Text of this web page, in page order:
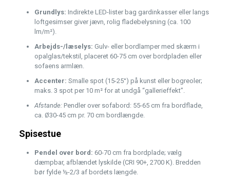
Grundlys: Indirekte LED-lister bag gardinkasser eller langs
loftgesimser giver jævn, rolig fladebelysning (ca. 100
lm/m²).
Arbejds-/læselys: Gulv- eller bordlamper med skærm i
opalglas/tekstil, placeret 60-75 cm over bordpladen eller
sofaens armlæn.
Accenter: Smalle spot (15-25°) på kunst eller bogreoler;
maks. 3 spot per 10 m² for at undgå “gallerieffekt”.
Afstande:Pendler over sofabord: 55-65 cm fra bordflade,
ca. Ø30-45 cm pr. 70 cm bordlængde.
Spisestue
Pendel over bord: 60-70 cm fra bordplade; vælg
dæmpbar, afblændet lyskilde (CRI 90+, 2700 K). Bredden
bør fylde ½-2/3 af bordets længde.